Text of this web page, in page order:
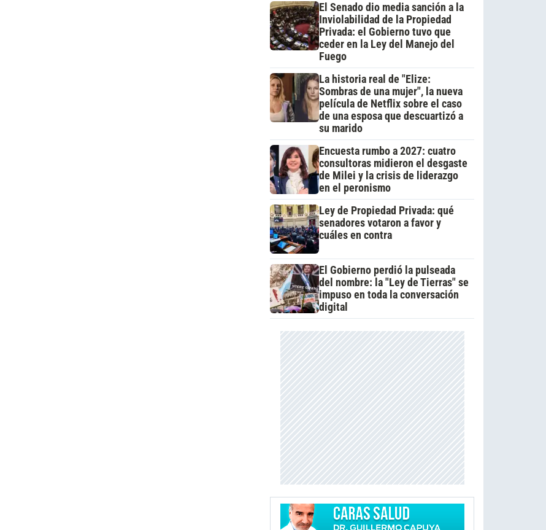
El Senado dio media sanción a la
Inviolabilidad de la Propiedad
Privada: el Gobierno tuvo que
ceder en la Ley del Manejo del
Fuego
La historia real de "Elize:
Sombras de una mujer", la nueva
película de Netflix sobre el caso
de una esposa que descuartizó a
su marido
Encuesta rumbo a 2027: cuatro
consultoras midieron el desgaste
de Milei y la crisis de liderazgo
en el peronismo
Ley de Propiedad Privada: qué
senadores votaron a favor y
cuáles en contra
El Gobierno perdió la pulseada
del nombre: la "Ley de Tierras" se
impuso en toda la conversación
digital